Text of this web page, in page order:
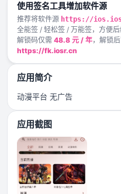
使用签名工具增加软件源
推荐将软件源 https://
全能签 / 轻松签 / 万能签，方便后
解锁码仅需 48.8 元 / 年，解锁
https://fk.iosr.cn
应用简介
动漫平台 无广告
应用截图